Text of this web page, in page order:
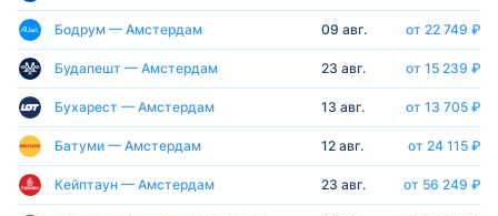
Бодрум — Амстердам 09 авг. от 22 749 ₽
Будапешт — Амстердам 23 авг. от 15 239 ₽
Бухарест — Амстердам 13 авг. от 13 705 ₽
Батуми — Амстердам 12 авг. от 24 115 ₽
Кейптаун — Амстердам 23 авг. от 56 249 ₽